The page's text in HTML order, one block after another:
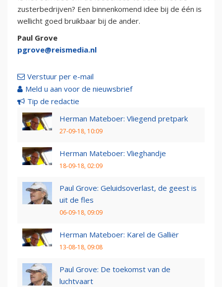
zusterbedrijven? Een binnenkomend idee bij de één is
wellicht goed bruikbaar bij de ander.
Paul Grove
pgrove@reismedia.nl
Verstuur per e-mail
Meld u aan voor de nieuwsbrief
Tip de redactie
Herman Mateboer: Vliegend pretpark
27-09-18, 10:09
Herman Mateboer: Vlieghandje
18-09-18, 02:09
Paul Grove: Geluidsoverlast, de geest is
uit de fles
06-09-18, 09:09
Herman Mateboer: Karel de Galliër
13-08-18, 09:08
Paul Grove: De toekomst van de
luchtvaart